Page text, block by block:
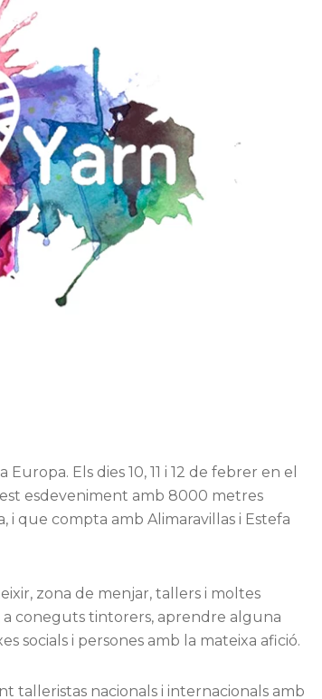
Els dies 10, 11 i 12 de febrer en el
esdeveniment amb 8000 metres
que compta amb Alimaravillas i Estefa
zona de menjar, tallers i moltes
coneguts tintorers, aprendre alguna
socials i persones amb la mateixa afició.
talleristas nacionals i internacionals amb